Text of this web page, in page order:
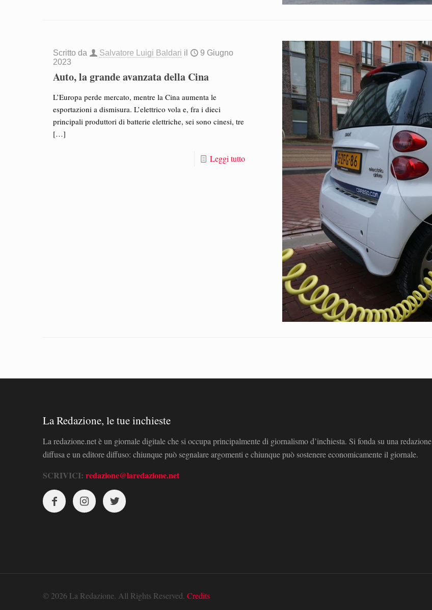
Scritto da Salvatore Luigi Baldari il
9 Giugno
2023
Auto, la grande avanzata della Cina
L’Europa perde mercato, mentre la Cina aumenta le
esportazioni a dismisura. L’elettrico vola e, fra i dieci
principali produttori di batterie elettriche, sei sono cinesi, tre
[…]
Leggi tutto
La Redazione, le tue inchieste
La redazione.net è un giornale digitale che si occupa principalmente di giornalismo d’inchiesta. Si fonda su una redazione
diffusa e un editore diffuso: chiunque può segnalare argomenti e chiunque può sostenere economicamente il giornale.
SCRIVICI: redazione@laredazione.net
© 2026 La Redazione. All Rights Reserved. Credits